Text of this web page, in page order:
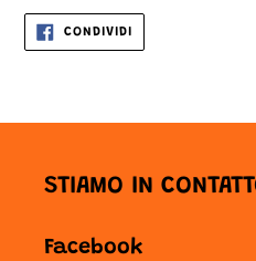
CONDIVIDICONDIVIDI
FACEBOOK
STIAMO IN
Facebook